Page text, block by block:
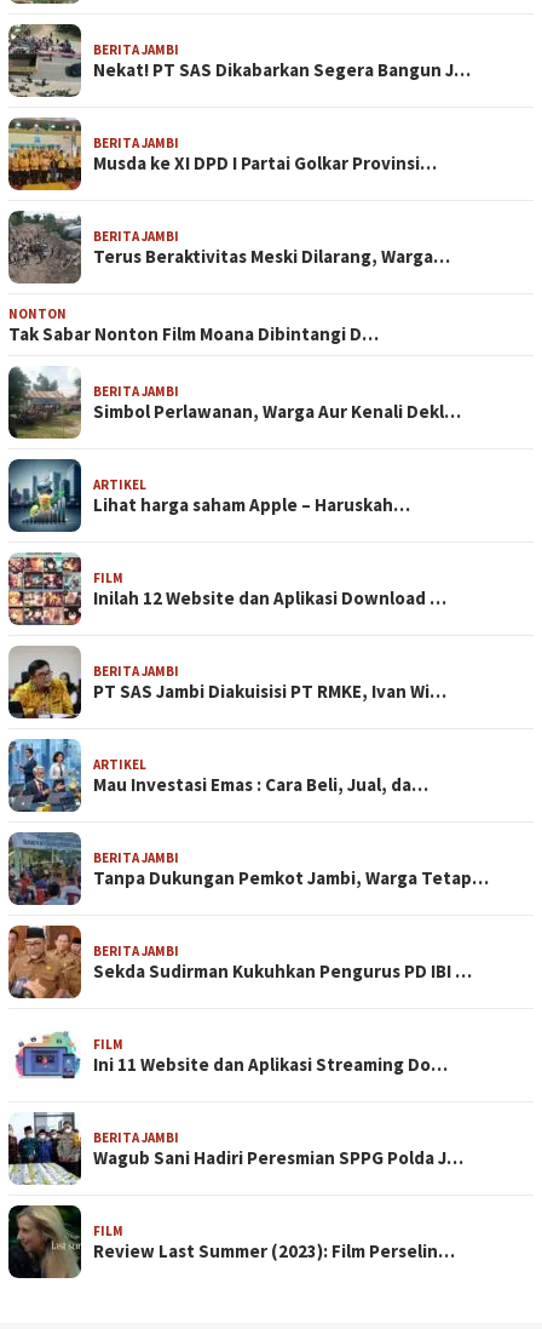
BERITA JAMBI
Nekat! PT SAS Dikabarkan Segera Bangun J…
BERITA JAMBI
Musda ke XI DPD I Partai Golkar Provinsi…
BERITA JAMBI
Terus Beraktivitas Meski Dilarang, Warga…
NONTON
Tak Sabar Nonton Film Moana Dibintangi D…
BERITA JAMBI
Simbol Perlawanan, Warga Aur Kenali Dekl…
ARTIKEL
Lihat harga saham Apple – Haruskah…
FILM
Inilah 12 Website dan Aplikasi Download …
BERITA JAMBI
PT SAS Jambi Diakuisisi PT RMKE, Ivan Wi…
ARTIKEL
Mau Investasi Emas : Cara Beli, Jual, da…
BERITA JAMBI
Tanpa Dukungan Pemkot Jambi, Warga Tetap…
BERITA JAMBI
Sekda Sudirman Kukuhkan Pengurus PD IBI …
FILM
Ini 11 Website dan Aplikasi Streaming Do…
BERITA JAMBI
Wagub Sani Hadiri Peresmian SPPG Polda J…
FILM
Review Last Summer (2023): Film Perselin…